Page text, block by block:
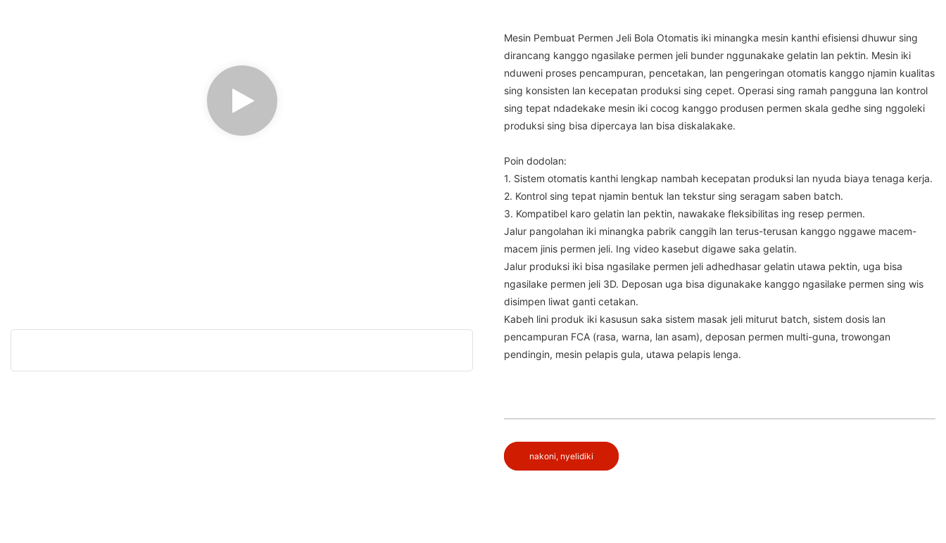
Mesin Pembuat Permen Jeli Bola Otomatis iki minangka mesin kanthi efisiensi dhuwur sing
dirancang kanggo ngasilake permen jeli bunder nggunakake gelatin lan pektin. Mesin iki
nduweni proses pencampuran, pencetakan, lan pengeringan otomatis kanggo njamin kualitas
sing konsisten lan kecepatan produksi sing cepet. Operasi sing ramah pangguna lan kontrol
sing tepat ndadekake mesin iki cocog kanggo produsen permen skala gedhe sing nggoleki
produksi sing bisa dipercaya lan bisa diskalakake.
Poin dodolan:
1. Sistem otomatis kanthi lengkap nambah kecepatan produksi lan nyuda biaya tenaga kerja.
2. Kontrol sing tepat njamin bentuk lan tekstur sing seragam saben batch.
3. Kompatibel karo gelatin lan pektin, nawakake fleksibilitas ing resep permen.
Jalur pangolahan iki minangka pabrik canggih lan terus-terusan kanggo nggawe macem-
macem jinis permen jeli. Ing video kasebut digawe saka gelatin.
Jalur produksi iki bisa ngasilake permen jeli adhedhasar gelatin utawa pektin, uga bisa
ngasilake permen jeli 3D. Deposan uga bisa digunakake kanggo ngasilake permen sing wis
disimpen liwat ganti cetakan.
Kabeh lini produk iki kasusun saka sistem masak jeli miturut batch, sistem dosis lan
pencampuran FCA (rasa, warna, lan asam), deposan permen multi-guna, trowongan
pendingin, mesin pelapis gula, utawa pelapis lenga.
nakoni, nyelidiki